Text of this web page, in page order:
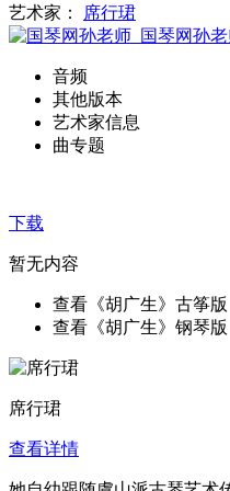
艺术家：
席行珺
国琴网孙
音频
其他版本
艺术家信息
曲专题
下载
暂无内容
查看《胡广生》古筝版
查看《胡广生》钢琴版
席行珺
查看详情